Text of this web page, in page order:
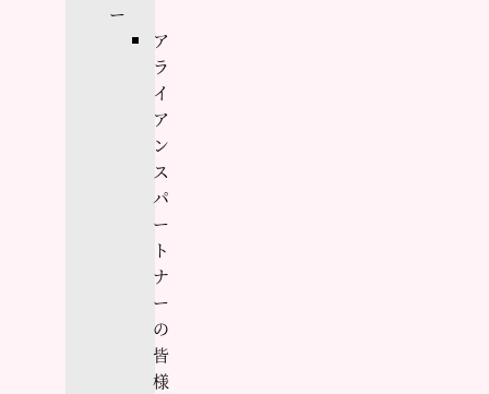
ー
ア
ラ
イ
ア
ン
ス
パ
ー
ト
ナ
ー
の
皆
様